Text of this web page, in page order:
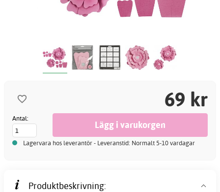
69 kr
Antal:
Lagervara hos leverantör - Leveranstid: Normalt 5-10 vardagar
Produktbeskrivning: